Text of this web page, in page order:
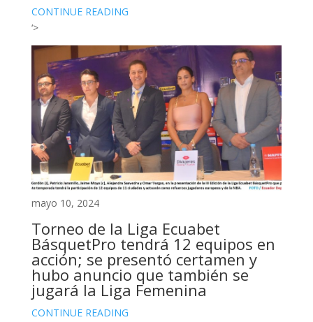
CONTINUE READING
‘>
mayo 10, 2024
Torneo de la Liga Ecuabet
BásquetPro tendrá 12 equipos en
acción; se presentó certamen y
hubo anuncio que también se
jugará la Liga Femenina
CONTINUE READING